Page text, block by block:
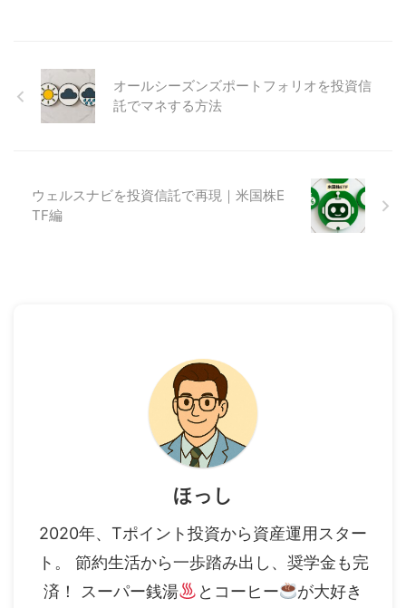
オールシーズンズポートフォリオを投資信
託でマネする方法
ウェルスナビを投資信託で再現｜米国株E
TF編
ほっし
2020年、Tポイント投資から資産運用スター
ト。 節約生活から一歩踏み出し、奨学金も完
済！ スーパー銭湯
とコーヒー
が大好き